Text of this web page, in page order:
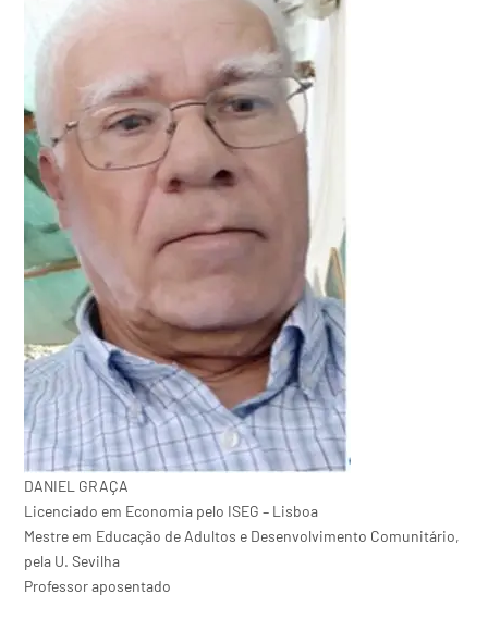
DANIEL GRAÇA
Licenciado em Economia pelo ISEG – Lisboa
Mestre em Educação de Adultos e Desenvolvimento Comunitário,
pela U. Sevilha
Professor aposentado